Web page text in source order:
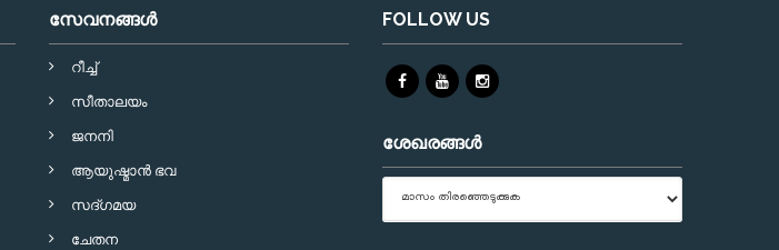
സേവനങ്ങള്‍
റീച്ച്
സീതാലയം
ജനനി
ആയുഷ്മാന്‍ ഭവ
സദ്ഗമയ
ചേതന
FOLLOW US
ശേഖരങ്ങൾ
ശേഖരങ്ങൾ